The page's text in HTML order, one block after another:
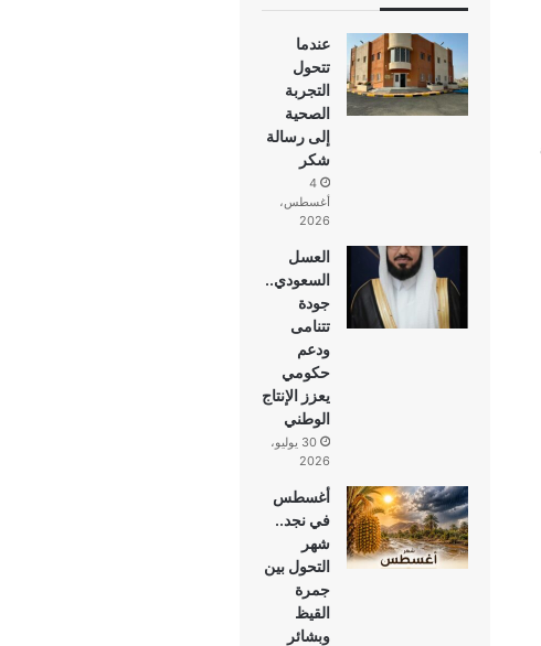
عندما
تتحول
التجربة
الصحية
إلى رسالة
شكر
4
أغسطس،
2026
العسل
السعودي..
جودة
تتنامى
ودعم
حكومي
يعزز الإنتاج
الوطني
30 يوليو،
2026
أغسطس
في نجد..
شهر
التحول بين
جمرة
القيظ
وبشائر